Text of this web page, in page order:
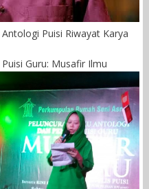
Puisi Riwayat Karya
Guru: Musafir Ilmu